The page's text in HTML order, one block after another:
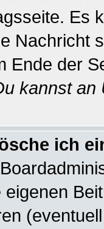
Es
Nachricht
Ende der
kannst
ich